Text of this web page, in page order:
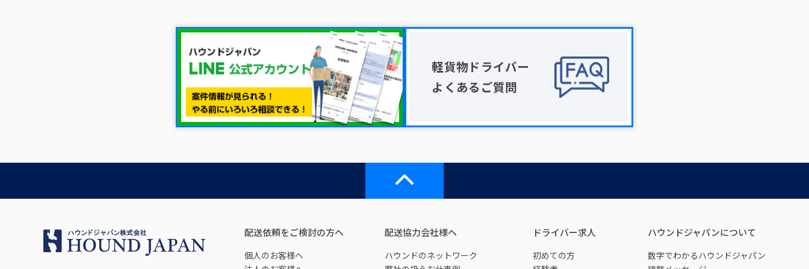
軽貨物ドライバー
よくあるご質問
配送依頼をご検討の方へ
個人のお客様へ
配送協力会社様へ
ハウンドのネットワーク
ドライバー求人
初めての方
ハウンドジャパンについて
数字でわかるハウンドジャパン